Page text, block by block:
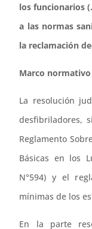
los funcionarios
a las normas
la reclamación
Marco
La resolución
desfibriladores,
Reglamento
Básicas en los
N°594) y el
mínimas de los
En la parte